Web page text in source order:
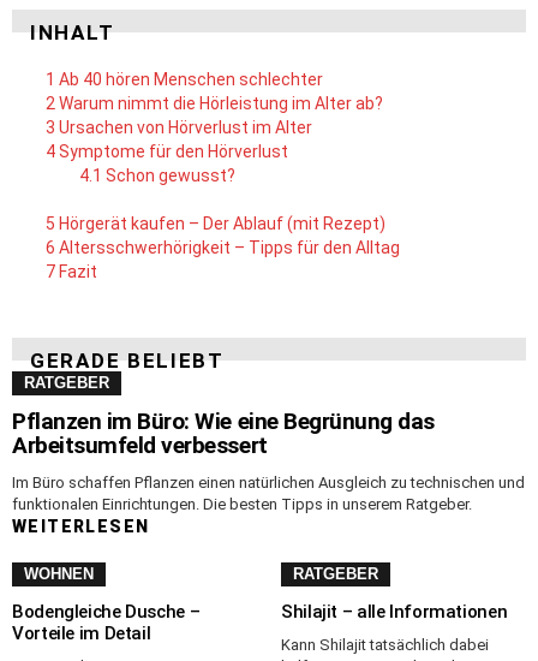
INHALT
1 Ab 40 hören Menschen schlechter
2 Warum nimmt die Hörleistung im Alter ab?
3 Ursachen von Hörverlust im Alter
4Symptome für den Hörverlust
4.1 Schon gewusst?
5 Hörgerät kaufen – Der Ablauf (mit Rezept)
6 Altersschwerhörigkeit – Tipps für den Alltag
7 Fazit
GERADE BELIEBT
RATGEBER
Pflanzen im Büro: Wie eine Begrünung das
Arbeitsumfeld verbessert
Im Büro schaffen Pflanzen einen natürlichen Ausgleich zu technischen und
funktionalen Einrichtungen. Die besten Tipps in unserem Ratgeber.
WEITERLESEN
WOHNEN
Bodengleiche Dusche –
Vorteile im Detail
RATGEBER
Shilajit – alle Informationen
Kann Shilajit tatsächlich dabei